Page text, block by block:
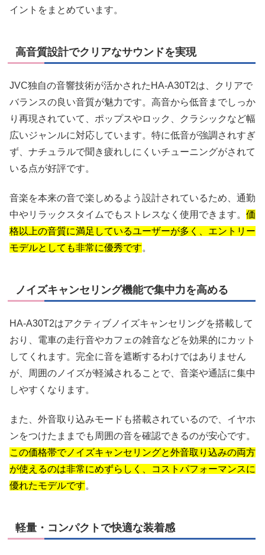
イントをまとめています。
高音質設計でクリアなサウンドを実現
JVC独自の音響技術が活かされたHA-A30T2は、クリアで
バランスの良い音質が魅力です。高音から低音までしっか
り再現されていて、ポップスやロック、クラシックなど幅
広いジャンルに対応しています。特に低音が強調されすぎ
ず、ナチュラルで聞き疲れしにくいチューニングがされて
いる点が好評です。
音楽を本来の音で楽しめるよう設計されているため、通勤
中やリラックスタイムでもストレスなく使用できます。 価
格以上の音質に満足しているユーザーが多く、エントリー
モデルとしても非常に優秀です。
ノイズキャンセリング機能で集中力を高める
HA-A30T2はアクティブノイズキャンセリングを搭載して
おり、電車の走行音やカフェの雑音などを効果的にカット
してくれます。完全に音を遮断するわけではありません
が、周囲のノイズが軽減されることで、音楽や通話に集中
しやすくなります。
また、外音取り込みモードも搭載されているので、イヤホ
ンをつけたままでも周囲の音を確認できるのが安心です。
この価格帯でノイズキャンセリングと外音取り込みの両方
が使えるのは非常にめずらしく、コストパフォーマンスに
優れたモデルです。
軽量・コンパクトで快適な装着感